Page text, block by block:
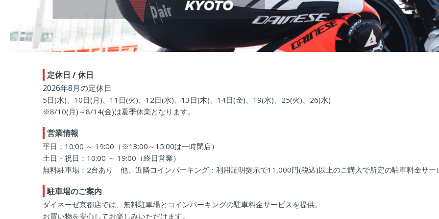
定休日 / 休日
2026年8月の定休日
5日(水)、10日(月)、11日(火)、12日(水)、13日(木)、14日(金)、19(水)、25(火)、26(水)
※8/10(月)～8/14(金)は夏季休業となります。
営業情報
平日：10:00 ～ 19:00（※13:00～15:00は一時閉店）
土日・祝日：10:00 ～ 19:00（終日営業）
無料駐車場：2台あり 他、近隣コインパーキング：利用証明提示で11,000円(税込)以上のご購入で所定の駐車料金サー
駐車場のご案内
ダイネーゼ京都店では、無料駐車場とコインパーキングの駐車料金サービスを提供。
お買い物を安心してお楽しみいただけます。